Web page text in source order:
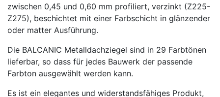
zwischen 0,45 und 0,60 mm profiliert, verzinkt (Z225-
Z275), beschichtet mit einer Farbschicht in glänzender
oder matter Ausführung.
Die BALCANIC Metalldachziegel sind in 29 Farbtönen
lieferbar, so dass für jedes Bauwerk der passende
Farbton ausgewählt werden kann.
Es ist ein elegantes und widerstandsfähiges Produkt,